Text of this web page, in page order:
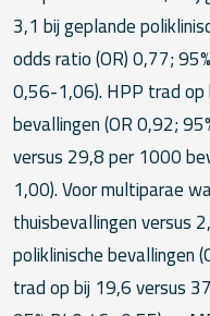
3,1 bij geplande
odds ratio (OR) 0,77;
0,56-1,06). HPP trad
bevallingen (OR 0,92;
versus 29,8 per 1000
1,00). Voor multiparae
thuisbevallingen versus
poliklinische bevallingen
trad op bij 19,6 versus